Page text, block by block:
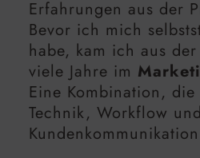
Erfahrungen aus der
Bevor ich mich
habe, kam ich aus der
viele Jahre im
Eine Kombination,
Technik, Workflow und